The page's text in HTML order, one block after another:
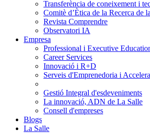
Transferència de coneixement i
Comitè d’Ètica de la Recerca de
Revista Comprendre
Observatori IA
Empresa
Professional i Executive
Career Services
Innovació i R+D
Serveis d'Emprenedoria i
Gestió Integral d'esdeveniments
La innovació, ADN de La Salle
Consell d'empreses
Blogs
La Salle